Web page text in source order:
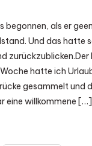
begonnen, als er
Und das hatte
zurückzublicken.Der
hatte ich
gesammelt und
eine willkommene […]